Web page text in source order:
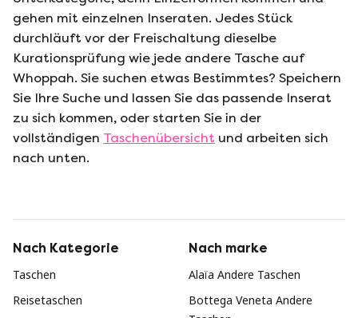
gehen mit einzelnen Inseraten. Jedes Stück
durchläuft vor der Freischaltung dieselbe
Kurationsprüfung wie jede andere Tasche auf
Whoppah. Sie suchen etwas Bestimmtes? Speichern
Sie Ihre Suche und lassen Sie das passende Inserat
zu sich kommen, oder starten Sie in der
vollständigen Taschenübersicht und arbeiten sich
nach unten.
Nach Kategorie
Taschen
Reisetaschen
Nach marke
Alaïa Andere Taschen
Bottega Veneta Andere